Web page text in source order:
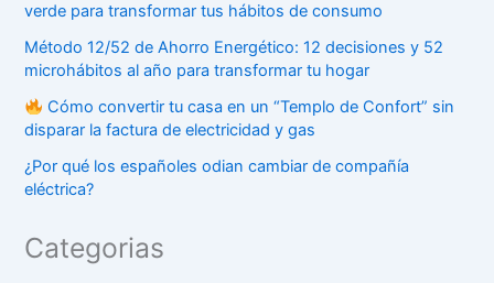
verde para transformar tus hábitos de consumo
Método 12/52 de Ahorro Energético: 12 decisiones y 52
microhábitos al año para transformar tu hogar
Cómo convertir tu casa en un “Templo de Confort” sin
disparar la factura de electricidad y gas
¿Por qué los españoles odian cambiar de compañía
eléctrica?
Categorias